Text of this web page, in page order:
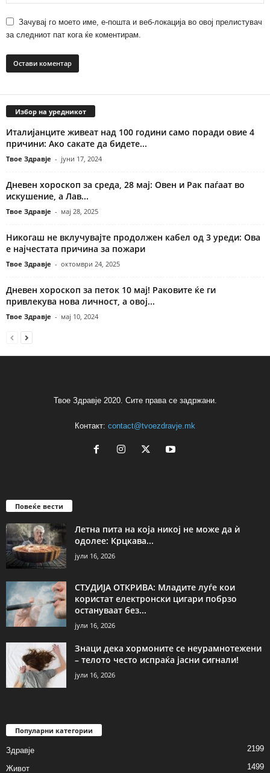
Зачувај го моето име, е-пошта и веб-локација во овој прелистувач
за следниот пат кога ќе коментирам.
Избор на уредникот
Италијанците живеат над 100 години само поради овие 4
причини: Ако сакате да бидете...
Твое Здравје - јуни 17, 2024
Дневен хороскоп за среда, 28 мај: Овен и Рак паѓаат во
искушение, а Лав...
Твое Здравје - мај 28, 2025
Никогаш не вклучувајте продолжен кабел од 3 уреди: Ова
е најчестата причина за пожари
Твое Здравје - октомври 24, 2025
Дневен хороскоп за петок 10 мај! Раковите ќе ги
привлекува нова личност, а овој...
Твое Здравје - мај 10, 2024
Твое Здравје 2020. Сите права се задржани.
Контакт: contact@tvoezdravje.mk
Повеќе вести
Летна пита на која никој не може да ѝ
одолее: Крцкава...
јули 16, 2026
СТУДИЈА ОТКРИВА: Младите луѓе кои
користат електронски цигари побрзо
остануваат без...
јули 16, 2026
Знаци дека хормоните се неурамнотежени
– телото често испраќа јасни сигнали!
јули 16, 2026
Популарни категории
Здравје 2199
Живот 1499